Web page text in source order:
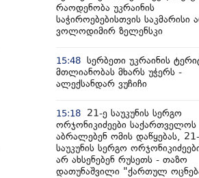
რაოდენობა უკრაინის
საჭიროებებისთვის საკმარისი
ვოლოდიმირ ზელენსკი
15:48 სერბეთი უკრაინის
მთლიანობას მხარს უჭერს -
ალექსანდარ ვუჩიჩი
15:18
21-ე საუკუნის სერგო
ორჯონიკიძეები საქართველოს
აბრალებენ ომის დაწყებას,
საუკუნის სერგო
არ ახსენებენ რუსეთს - თაზო
დათუნაშვილი "ქართულ